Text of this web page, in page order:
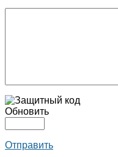
Обновить
Отправить